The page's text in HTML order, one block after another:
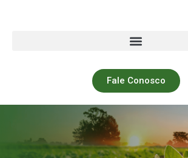
Fale Conosco